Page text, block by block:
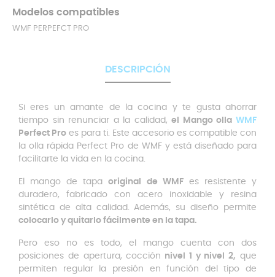
Modelos compatibles
WMF PERPEFCT PRO
DESCRIPCIÓN
Si eres un amante de la cocina y te gusta ahorrar
tiempo sin renunciar a la calidad,el Mango ollaWMF
Perfect Pro es para ti. Este accesorio es compatible con
la olla rápida Perfect Pro de WMF y está diseñado para
facilitarte la vida en la cocina.
El mango de tapaoriginal de WMFes resistente y
duradero, fabricado con acero inoxidable y resina
sintética de alta calidad. Además, su diseño permite
colocarlo y quitarlo fácilmente en la tapa.
Pero eso no es todo, el mango cuenta con dos
posiciones de apertura, cocción nivel 1 y nivel 2, que
permiten regular la presión en función del tipo de